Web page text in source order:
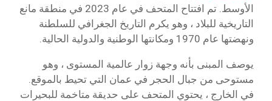
الأوسط. تم افتتاح المتحف في عام 2023 في منطقة مانع
التاريخية للبلاد ، وهو يكرم التاريخ الجغرافي للسلطنة
ونهضتها عام 1970 ومكانتها الوطنية والدولية الحالية.
يوصف المبنى بأنه وجهة زوار عالمية المستوى ، وهو
مستوحى من جبال الحجر في عمان التي تحيط بالموقع.
في الخارج ، يحتوي المتحف على حديقة متاخمة للبحيرات